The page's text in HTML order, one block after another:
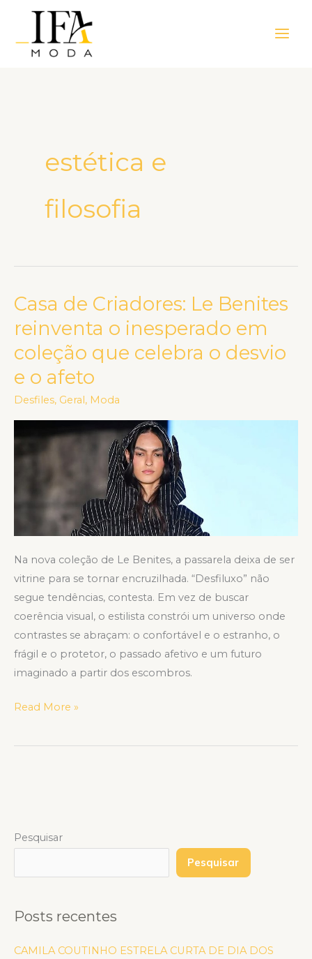
Menu
estética e
filosofia
Casa de Criadores: Le Benites
reinventa o inesperado em
coleção que celebra o desvio
e o afeto
Desfiles, Geral , Moda
Na nova coleção de Le Benites, a passarela deixa de ser
vitrine para se tornar encruzilhada. “Desfiluxo” não
segue tendências, contesta. Em vez de buscar
coerência visual, o estilista constrói um universo onde
contrastes se abraçam: o confortável e o estranho, o
frágil e o protetor, o passado afetivo e um futuro
imaginado a partir dos escombros.
Casa
Criadores:
Le
Benites
reinventa
inesperado
celebra
e
o
afeto
Read More »
Pesquisar
Pesquisar
Posts recentes
CAMILA COUTINHO ESTRELA CURTA DE DIA DOS